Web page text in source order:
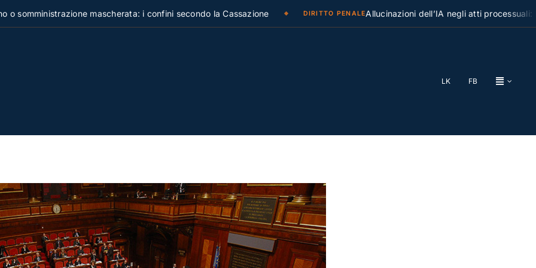
mascherata: i confini secondo la Cassazione DIRITTO PENALE Allucinazioni dell’IA negli atti processuali: la
LK FB